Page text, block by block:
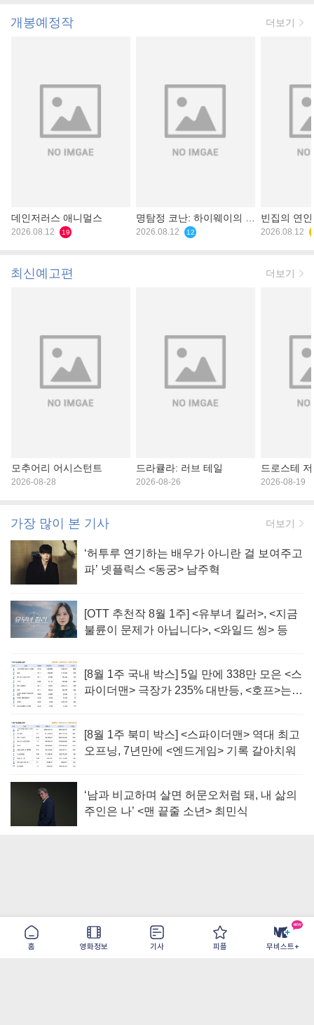
홈 영화정보 기사 피플 무비스트+
개봉예정작 더보기
데인저러스 애니멀스
2026.08.12 19
명탐정 코난: 하이웨이의 타
천사
2026.08.12 12
빈집의 연
2026.08.12
최신예고편 더보기
모추어리 어시스턴트
2026-08-28
드라큘라: 러브 테일
2026-08-26
드로스테
2026-08-19
가장 많이 본 기사 더보기
‘허투루 연기하는 배우가 아니란 걸 보여주고
파’ 넷플릭스 <동궁> 남주혁
[OTT 추천작 8월 1주] <유부녀 킬러>, <지금
불륜이 문제가 아닙니다>, <와일드 씽> 등
[8월 1주 국내 박스] 5일 만에 338만 모은 <스
파이더맨> 극장가 235% 대반등, <호프>는
[8월 1주 북미 박스] <스파이더맨> 역대 최고
오프닝, 7년만에 <엔드게임> 기록 갈아치워
‘남과 비교하며 살면 허문오처럼 돼, 내 삶의
주인은 나’ <맨 끝줄 소년> 최민식